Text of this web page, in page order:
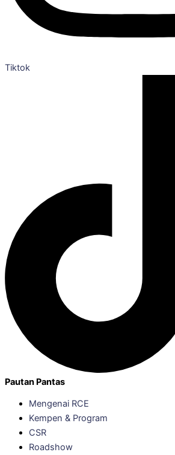
Tiktok
Pautan Pantas
Mengenai RCE
Kempen & Program
CSR
Roadshow